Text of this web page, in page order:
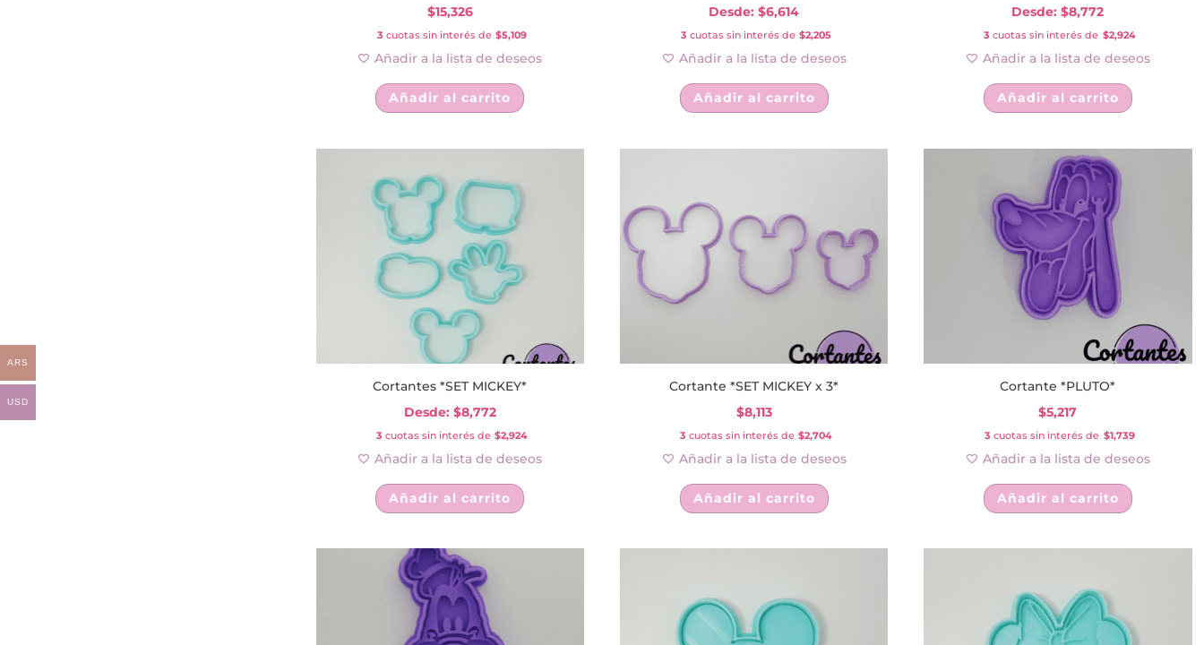
$15,326
3 cuotas sin interés de $5,109
Añadir a la lista de deseos
Añadir al carrito
Desde:$6,614
3 cuotas sin interés de $2,205
Añadir a la lista de deseos
Añadir al carrito
producto
múltiples
se
pueden
elegir
la
página
de
Desde:$8,772
3 cuotas sin interés de $2,924
Añadir a la lista de deseos
Añadir al carrito
producto
múltiples
la
página
Cortantes *SET MICKEY*
Desde: $8,772
3 cuotas sin interés de $2,924
Añadir a la lista de deseos
Añadir al carrito
producto
múltiples
Cortante *SET MICKEY x 3*
$8,113
3 cuotas sin interés de $2,704
Añadir a la lista de deseos
Añadir al carrito
Cortante *PLUTO*
$5,217
3 cuotas sin interés de $1,739
Añadir a la lista de deseos
Añadir al carrito
ARS
USD